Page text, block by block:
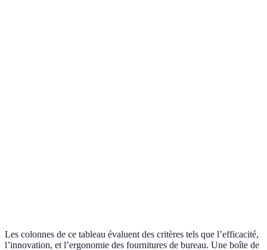
Les colonnes de ce tableau évaluent des critères tels que l’efficacité,
l’innovation, et l’ergonomie des fournitures de bureau. Une boîte de